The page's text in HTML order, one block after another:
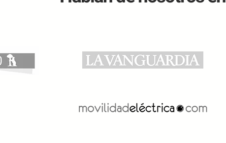
El Plan Auto+ ya es una
realidad: aprobado el Real
eléctricos